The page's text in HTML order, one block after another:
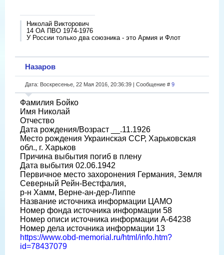
Николай Викторович
14 ОА ПВО 1974-1976
У России только два союзника - это Армия и Флот
Назаров
Дата: Воскресенье, 22 Мая 2016, 20:36:39 | Сообщение # 9
Фамилия Бойко
Имя Николай
Отчество
Дата рождения/Возраст __.11.1926
Место рождения Украинская ССР, Харьковская
обл., г. Харьков
Причина выбытия погиб в плену
Дата выбытия 02.06.1942
Первичное место захоронения Германия, Земля
Северный Рейн-Вестфалия,
р-н Хамм, Верне-ан-дер-Липпе
Название источника информации ЦАМО
Номер фонда источника информации 58
Номер описи источника информации A-64238
Номер дела источника информации 13
https://www.obd-memorial.ru/html/info.htm?
id=78437079